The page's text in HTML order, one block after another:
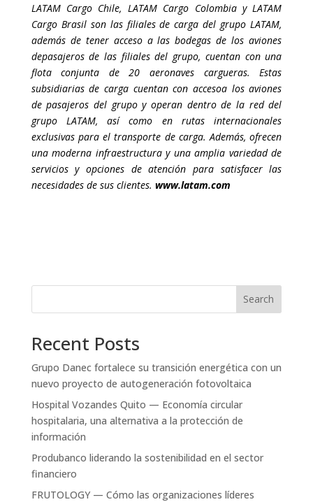
LATAM Cargo Chile, LATAM Cargo Colombia y LATAM
Cargo Brasil son las filiales de carga del grupo LATAM,
además de tener acceso a las bodegas de los aviones
depasajeros de las filiales del grupo, cuentan con una
flota conjunta de 20 aeronaves cargueras. Estas
subsidiarias de carga cuentan con accesoa los aviones
de pasajeros del grupo y operan dentro de la red del
grupo LATAM, así como en rutas internacionales
exclusivas para el transporte de carga. Además, ofrecen
una moderna infraestructura y una amplia variedad de
servicios y opciones de atención para satisfacer las
necesidades de sus clientes. www.latam.com
Search
Recent Posts
Grupo Danec fortalece su transición energética con un
nuevo proyecto de autogeneración fotovoltaica
Hospital Vozandes Quito — Economía circular
hospitalaria, una alternativa a la protección de
información
Produbanco liderando la sostenibilidad en el sector
financiero
FRUTOLOGY — Cómo las organizaciones líderes